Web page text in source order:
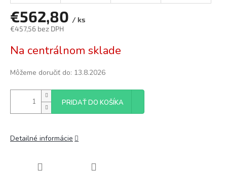
€562,80 / ks
€457,56 bez DPH
cena:
Na centrálnom sklade
Môžeme doručiť do: 13.8.2026
PRIDAŤ DO KOŠÍKA
Detailné informácie